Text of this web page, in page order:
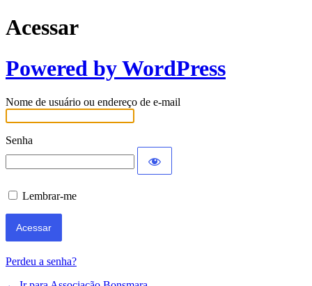
Acessar
Powered by WordPress
Nome de usuário ou endereço de e-mail
Senha
Lembrar-me
Perdeu a senha?